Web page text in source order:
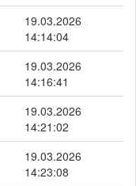
19.03.2026
14:14:04
19.03.2026
14:16:41
19.03.2026
14:21:02
19.03.2026
14:23:08